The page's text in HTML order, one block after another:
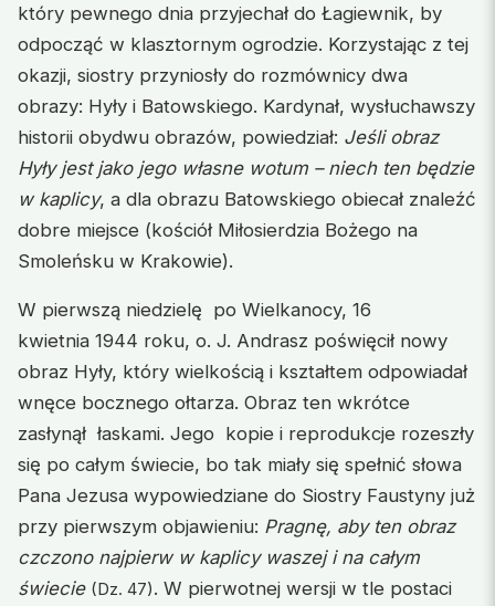
który pewnego dnia przyjechał do Łagiewnik, by
odpocząć w klasztornym ogrodzie. Korzystając z tej
okazji, siostry przyniosły do rozmównicy dwa
obrazy: Hyły i Batowskiego. Kardynał, wysłuchawszy
historii obydwu obrazów, powiedział: Jeśli obraz
Hyły jest jako jego własne wotum – niech ten będzie
w kaplicy, a dla obrazu Batowskiego obiecał znaleźć
dobre miejsce (kościół Miłosierdzia Bożego na
Smoleńsku w Krakowie).
W pierwszą niedzielę po Wielkanocy, 16
kwietnia 1944 roku, o. J. Andrasz poświęcił nowy
obraz Hyły, który wielkością i kształtem odpowiadał
wnęce bocznego ołtarza. Obraz ten wkrótce
zasłynął łaskami. Jego kopie i reprodukcje rozeszły
się po całym świecie, bo tak miały się spełnić słowa
Pana Jezusa wypowiedziane do Siostry Faustyny już
przy pierwszym objawieniu: Pragnę, aby ten obraz
czczono najpierw w kaplicy waszej i na całym
świecie (Dz. 47). W pierwotnej wersji w tle postaci